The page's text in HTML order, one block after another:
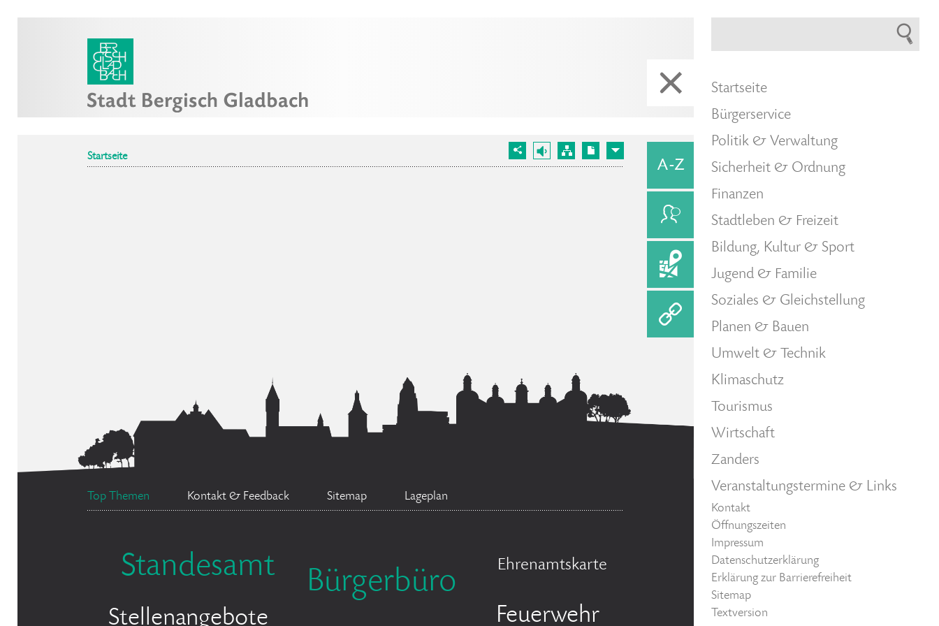
Startseite
Top Themen Kontakt & Feedback Sitemap Lageplan
Standesamt Bürgerbüro
Ehrenamtskarte
Stellenangebote Feuerwehr
Startseite
Bürgerservice
Politik & Verwaltung
Sicherheit & Ordnung
Finanzen
Stadtleben & Freizeit
Bildung, Kultur & Sport
Jugend & Familie
Soziales & Gleichstellung
Planen & Bauen
Umwelt & Technik
Klimaschutz
Tourismus
Wirtschaft
Zanders
Veranstaltungstermine & Links
Kontakt
Öffnungszeiten
Impressum
Datenschutzerklärung
Erklärung zur Barrierefreiheit
Sitemap
Textversion